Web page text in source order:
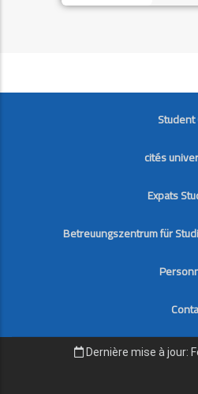
cités
Expats
Betreuungszentrum für
Dernière mise à jour: